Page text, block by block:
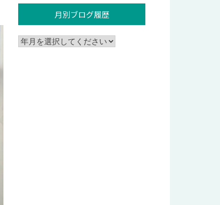
月別ブログ履歴